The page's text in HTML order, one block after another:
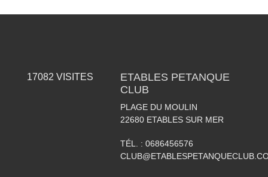
17082 VISITES
ETABLES PETANQUE
CLUB
PLAGE DU MOULIN
22680 ETABLES SUR MER
TÉL. : 0686456576